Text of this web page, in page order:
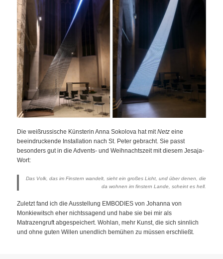
Die weißrussische Künsterin Anna Sokolova hat mitNetz eine
beeindruckende Installation nach St. Peter gebracht. Sie passt
besonders gut in die Advents- und Weihnachtszeit mit diesem Jesaja-
Wort:
Das Volk, das im Finstern wandelt, sieht ein großes Licht, und über denen, die
da wohnen im finstern Lande, scheint es hell.
Zuletzt fand ich die Ausstellung EMBODIES von Johanna von
Monkiewitsch eher nichtssagend und habe sie bei mir als
Matrazengruft abgespeichert. Wohlan, mehr Kunst, die sich sinnlich
und ohne guten Willen unendlich bemühen zu müssen erschließt.